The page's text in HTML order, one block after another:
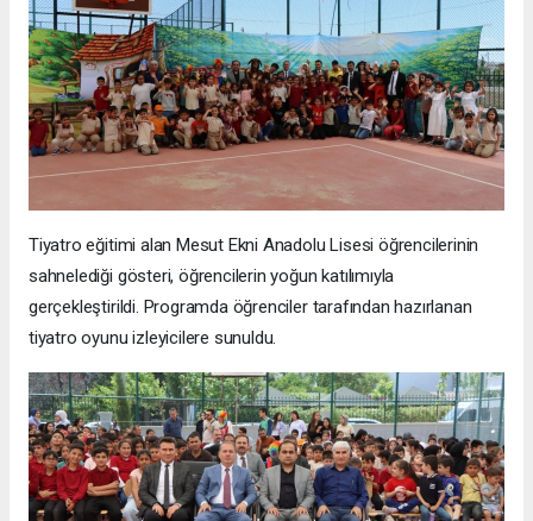
Tiyatro eğitimi alan Mesut Ekni Anadolu Lisesi öğrencilerinin
sahnelediği gösteri, öğrencilerin yoğun katılımıyla
gerçekleştirildi. Programda öğrenciler tarafından hazırlanan
tiyatro oyunu izleyicilere sunuldu.